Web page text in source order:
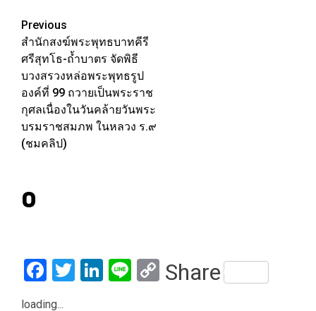
Post
navigation
Previous
สำนักสงฆ์พระพุทธบาทคีรี
ศรีสุทโธ-ถ้ำบาตร จัดพิธี
บวงสรวงหล่อพระพุทธรูป
องค์ที่ 99 ถวายเป็นพระราช
กุศลเนื่องในวันคล้ายวันพระ
บรมราชสมภพ ในหลวง ร.๙
(ชมคลิป)
0
Facebook
Twitter
LinkedIn
LineCopy
Share
loading...